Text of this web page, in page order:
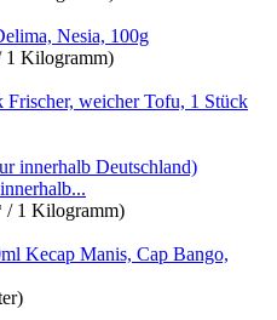
Nesia, 100g
1 Kilogramm)
Frischer, weicher Tofu, 1 Stück
/ 1 Kilogramm)
Kecap Manis, Cap Bango,